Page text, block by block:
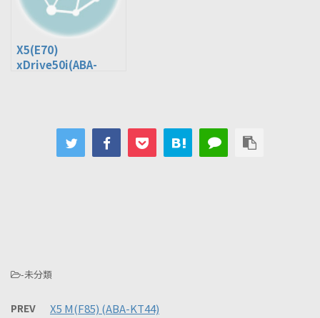
X5(E70)
xDrive50i(ABA-
-未分類
PREV X5 M(F85) (ABA-KT44)